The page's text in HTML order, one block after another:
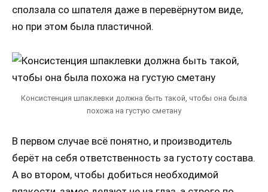
сползала со шпателя даже в перевёрнутом виде,
но при этом была пластичной.
Консистенция шпаклевки должна быть такой, чтобы она была
похожа на густую сметану
В первом случае всё понятно, и производитель
берёт на себя ответственность за густоту состава.
А во втором, чтобы добиться необходимой